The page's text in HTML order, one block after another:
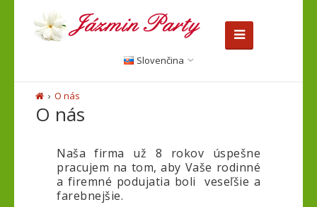
Slovenčina
O nás
O nás
Naša firma už 8 rokov úspešne
pracujem na tom, aby Vaše rodinné
a firemné podujatia boli veseľšie a
farebnejšie.